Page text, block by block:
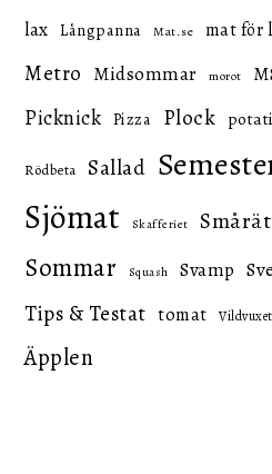
lax Långpanna Mat.se mat för
Metro Midsommar morot
Picknick Pizza Plock
Rödbeta Sallad
Sjömat Skafferiet
Sommar Squash Svamp
Tips & Testat tomat Vildvuxet
Äpplen